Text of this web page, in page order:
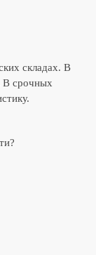
складах. В
В срочных